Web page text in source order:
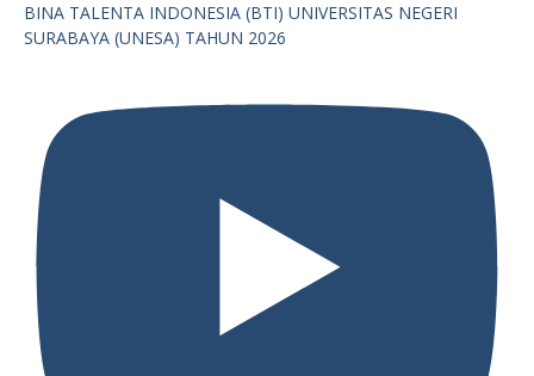
BINA TALENTA INDONESIA (BTI) UNIVERSITAS NEGERI
SURABAYA (UNESA) TAHUN 2026